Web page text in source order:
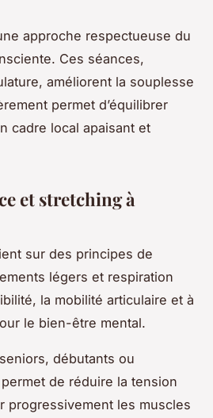
approche respectueuse du
Ces séances,
améliorent la souplesse
permet d’équilibrer
cadre local apaisant et
et stretching à
sur des principes de
légers et respiration
la mobilité articulaire et à
le bien-être mental.
débutants ou
de réduire la tension
progressivement les muscles